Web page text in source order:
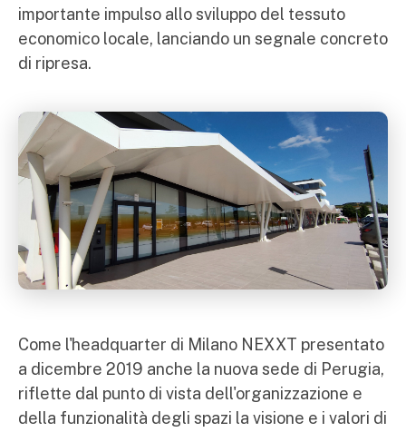
importante impulso allo sviluppo del tessuto
economico locale, lanciando un segnale concreto
di ripresa.
Come l'headquarter di Milano NEXXT presentato
a dicembre 2019 anche la nuova sede di Perugia,
riflette dal punto di vista dell'organizzazione e
della funzionalità degli spazi la visione e i valori di